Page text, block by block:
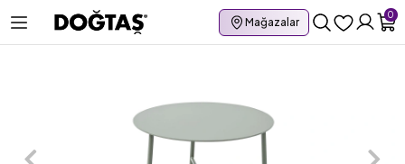
Mağazalar
0